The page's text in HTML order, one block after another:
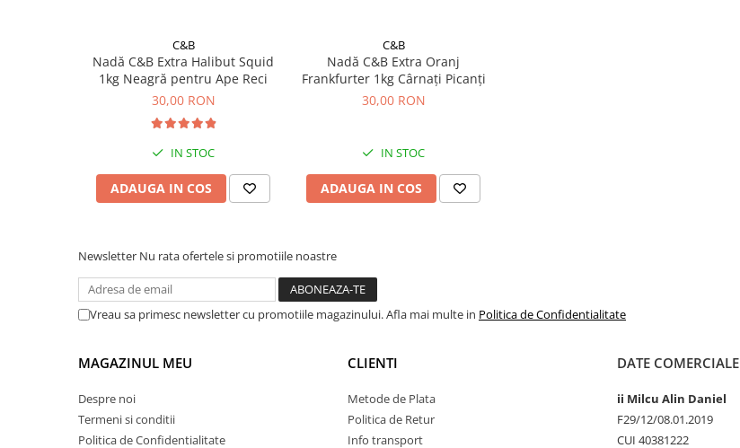
C&B
Nadă C&B Extra Halibut Squid
1kg Neagră pentru Ape Reci
30,00 RON
IN STOC
ADAUGA IN COS
C&B
Nadă C&B Extra Oranj
Frankfurter 1kg Cârnați Picanți
30,00 RON
IN STOC
ADAUGA IN COS
Newsletter Nu rata ofertele si promotiile noastre
Vreau sa primesc newsletter cu promotiile magazinului. Afla mai multe in Politica de Confidentialitate
MAGAZINUL MEU
Despre noi
Termeni si conditii
Politica de Confidentialitate
CLIENTI
Metode de Plata
Politica de Retur
Info transport
DATE COMERCIALE
ii Milcu Alin Daniel
F29/12/08.01.2019
CUI 40381222